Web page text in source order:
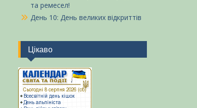
та ремесел!
День 10: День великих відкриттів
Цікаво